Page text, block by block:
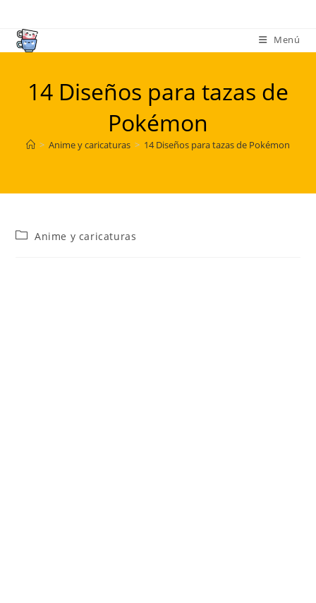
contenido
Menú
14 Diseños para tazas de
Pokémon
> Anime y caricaturas > 14 Diseños para tazas de Pokémon
Categoría
Anime y caricaturas